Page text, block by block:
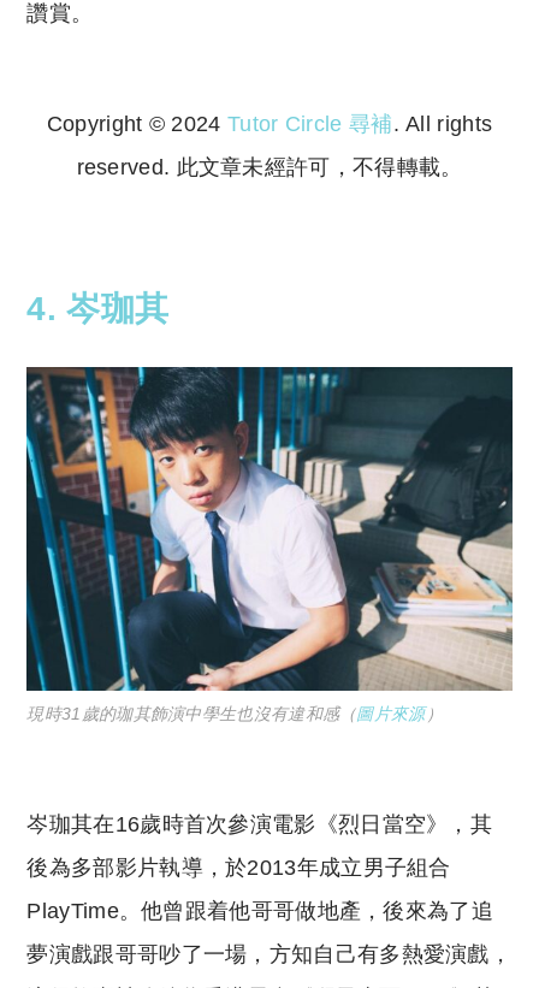
讚賞。
Copyright © 2024 Tutor Circle 尋補. All rights
reserved. 此文章未經許可，不得轉載。
4. 岑珈其
現時31歲的珈其飾演中學生也沒有違和感（圖片來源）
岑珈其在16歲時首次參演電影《烈日當空》，其
後為多部影片執導，於2013年成立男子組合
PlayTime。他曾跟着他哥哥做地產，後來為了追
夢演戲跟哥哥吵了一場，方知自己有多熱愛演戲，